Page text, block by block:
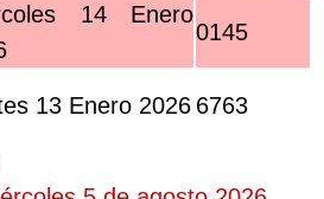
14 Enero
0145
13 Enero 2026 6763